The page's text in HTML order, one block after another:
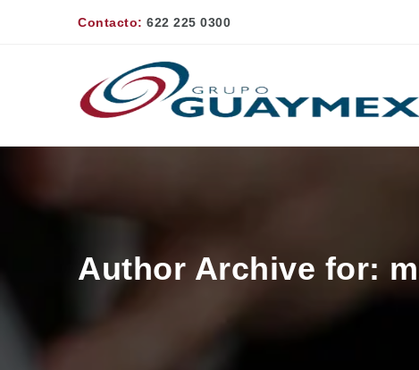
Contacto: 622 225 0300
Author Archive for: